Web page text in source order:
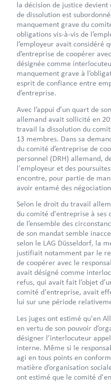
la décision de justice
de dissolution est
manquement grave du
obligations vis-à-vis de
l’employeur avait considéré
d’entreprise de coopérer
désignée comme
manquement grave à
esprit de confiance entre
d’entreprise.
Avec l’appui d’un quart de
allemand avait sollicité en
travail la dissolution du
13 membres. Dans sa
du comité d’entreprise de
personnel (DRH) allemand,
l'employeur et des
encontre, pour partie de
avoir entamé des
Selon le droit du travail
du comité d'entreprise à ses
de l’ensemble des
de son mandat semble
selon le LAG Düsseldorf, la
justifiait notamment par le
de coopérer avec le
avait désigné comme
refus, qui avait fait l’objet
comité d'entreprise, avait
lui sur une période
Les juges ont estimé qu'en
en vertu de son pouvoir
désigner l’interlocuteur
interne. Même si le
agi en tous points en
matière d’organisation
ont estimé que le comité